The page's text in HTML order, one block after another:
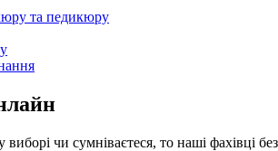
та педикюру
чи сумніваєтеся, то наші фахівці